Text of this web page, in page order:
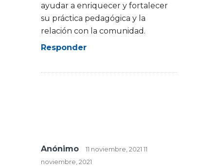
ayudar a enriquecer y fortalecer
su práctica pedagógica y la
relación con la comunidad.
Responder
Anónimo 11 noviembre, 2021 11
noviembre, 2021